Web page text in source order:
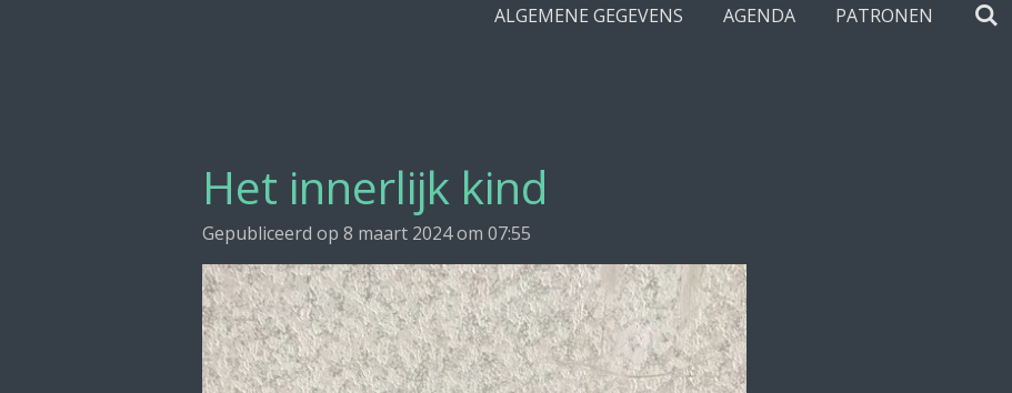
ALGEMENE GEGEVENS
AGENDA PATRONEN
Het innerlijk kind
Gepubliceerd op 8 maart 2024 om 07:55